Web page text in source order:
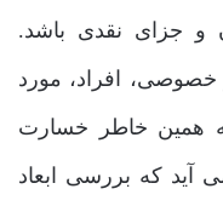
و جزای نقدی باشد.
خصوصی، افراد، مورد
همین خاطر خسارت‌
‌آید که بررسی ابعاد